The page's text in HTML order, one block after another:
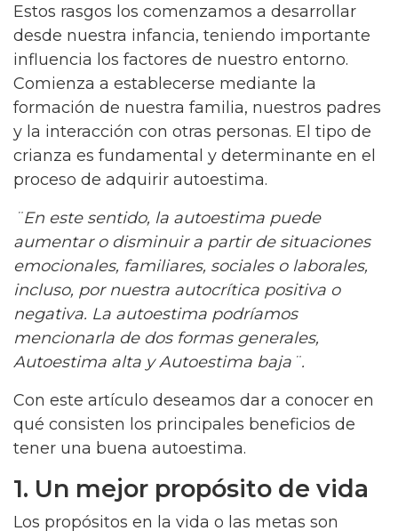
Estos rasgos los comenzamos a desarrollar
desde nuestra infancia, teniendo importante
influencia los factores de nuestro entorno.
Comienza a establecerse mediante la
formación de nuestra familia, nuestros padres
y la interacción con otras personas. El tipo de
crianza es fundamental y determinante en el
proceso de adquirir autoestima.
¨En este sentido, la autoestima puede
aumentar o disminuir a partir de situaciones
emocionales, familiares, sociales o laborales,
incluso, por nuestra autocrítica positiva o
negativa. La autoestima podríamos
mencionarla de dos formas generales,
Autoestima alta y Autoestima baja¨.
Con este artículo deseamos dar a conocer en
qué consisten los principales beneficios de
tener una buena autoestima.
1. Un mejor propósito de vida
Los propósitos en la vida o las metas son